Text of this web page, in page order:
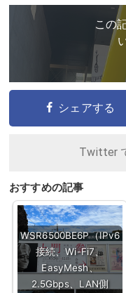
この
シェアする
Twitter
おすすめの記事
WSR6500BE6P（IPv6
接続、Wi-Fi7、
EasyMesh、
2.5Gbps、LAN側